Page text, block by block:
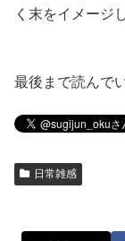
く末をイメージ
最後まで読んで
日常雑感